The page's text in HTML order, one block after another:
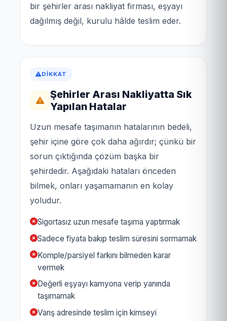
bir şehirler arası nakliyat firması, eşyayı
dağılmış değil, kurulu hâlde teslim eder.
DIKKAT
Şehirler Arası Nakliyatta Sık
Yapılan Hatalar
Uzun mesafe taşımanın hatalarının bedeli,
şehir içine göre çok daha ağırdır; çünkü bir
sorun çıktığında çözüm başka bir
şehirdedir. Aşağıdaki hataları önceden
bilmek, onları yaşamamanın en kolay
yoludur.
Sigortasız uzun mesafe taşıma yaptırmak
Sadece fiyata bakıp teslim süresini sormamak
Komple/parsiyel farkını bilmeden karar
vermek
Değerli eşyayı kamyona verip yanında
taşımamak
Varış adresinde teslim için kimseyi